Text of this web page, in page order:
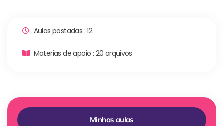
Aulas postadas : 12
Materias de apoio : 20 arquivos
Minhas aulas